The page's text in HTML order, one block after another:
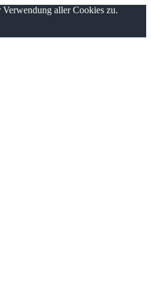
aller Cookies zu.